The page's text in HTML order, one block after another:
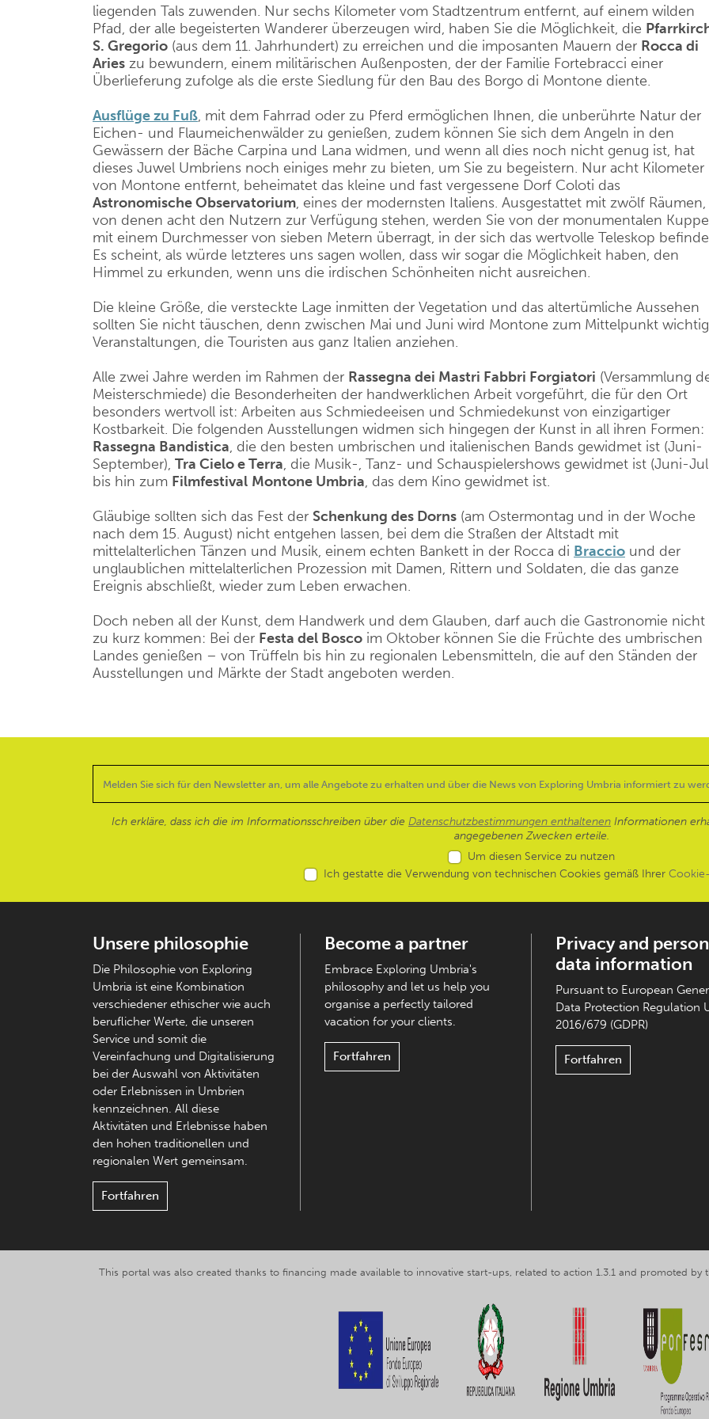
liegenden Tals zuwenden. Nur sechs Kilometer vom Stadtzentrum entfernt, auf einem wilden
Pfad, der alle begeisterten Wanderer überzeugen wird, haben Sie die Möglichkeit, die
S. Gregorio (aus dem 11. Jahrhundert) zu erreichen und die imposanten Mauern der Rocca di
Aries zu bewundern, einem militärischen Außenposten, der der Familie Fortebracci einer
Überlieferung zufolge als die erste Siedlung für den Bau des Borgo di Montone diente.
Ausflüge zu Fuß, mit dem Fahrrad oder zu Pferd ermöglichen Ihnen, die unberührte Natur der
Eichen- und Flaumeichenwälder zu genießen, zudem können Sie sich dem Angeln in den
Gewässern der Bäche Carpina und Lana widmen, und wenn all dies noch nicht genug ist, hat
dieses Juwel Umbriens noch einiges mehr zu bieten, um Sie zu begeistern. Nur acht Kilometer
von Montone entfernt, beheimatet das kleine und fast vergessene Dorf Coloti das
Astronomische Observatorium, eines der modernsten Italiens. Ausgestattet mit zwölf Räumen,
von denen acht den Nutzern zur Verfügung stehen, werden Sie von der monumentalen
mit einem Durchmesser von sieben Metern überragt, in der sich das wertvolle Teleskop
Es scheint, als würde letzteres uns sagen wollen, dass wir sogar die Möglichkeit haben, den
Himmel zu erkunden, wenn uns die irdischen Schönheiten nicht ausreichen.
Die kleine Größe, die versteckte Lage inmitten der Vegetation und das altertümliche Aussehen
sollten Sie nicht täuschen, denn zwischen Mai und Juni wird Montone zum Mittelpunkt
Veranstaltungen, die Touristen aus ganz Italien anziehen.
Alle zwei Jahre werden im Rahmen der Rassegna dei Mastri Fabbri Forgiatori (Versammlung
Meisterschmiede) die Besonderheiten der handwerklichen Arbeit vorgeführt, die für den Ort
besonders wertvoll ist: Arbeiten aus Schmiedeeisen und Schmiedekunst von einzigartiger
Kostbarkeit. Die folgenden Ausstellungen widmen sich hingegen der Kunst in all ihren Formen:
Rassegna Bandistica, die den besten umbrischen und italienischen Bands gewidmet ist (Juni-
September), Tra Cielo e Terra, die Musik-, Tanz- und Schauspielershows gewidmet ist (Juni-
bis hin zum Filmfestival Montone Umbria, das dem Kino gewidmet ist.
Gläubige sollten sich das Fest der Schenkung des Dorns (am Ostermontag und in der Woche
nach dem 15. August) nicht entgehen lassen, bei dem die Straßen der Altstadt mit
mittelalterlichen Tänzen und Musik, einem echten Bankett in der Rocca di Braccio und der
unglaublichen mittelalterlichen Prozession mit Damen, Rittern und Soldaten, die das ganze
Ereignis abschließt, wieder zum Leben erwachen.
Doch neben all der Kunst, dem Handwerk und dem Glauben, darf auch die Gastronomie nicht
zu kurz kommen: Bei der Festa del Bosco im Oktober können Sie die Früchte des umbrischen
Landes genießen – von Trüffeln bis hin zu regionalen Lebensmitteln, die auf den Ständen der
Ausstellungen und Märkte der Stadt angeboten werden.
Ich erkläre, dass ich die im Informationsschreiben über die Datenschutzbestimmungen enthaltenen Informationen
angegebenen Zwecken erteile.
Um diesen Service zu nutzen
Ich gestatte die Verwendung von technischen Cookies gemäß Ihrer
Unsere philosophie
Die Philosophie von Exploring
Umbria ist eine Kombination
verschiedener ethischer wie auch
beruflicher Werte, die unseren
Service und somit die
Vereinfachung und Digitalisierung
bei der Auswahl von Aktivitäten
oder Erlebnissen in Umbrien
kennzeichnen. All diese
Aktivitäten und Erlebnisse haben
den hohen traditionellen und
regionalen Wert gemeinsam.
Fortfahren
Become a partner
Embrace Exploring Umbria's
philosophy and let us help you
organise a perfectly tailored
vacation for your clients.
Fortfahren
Privacy and
data information
Pursuant to European
Data Protection Regulation
2016/679 (GDPR)
Fortfahren
This portal was also created thanks to financing made available to innovative start-ups, related to action 1.3.1 and promoted by